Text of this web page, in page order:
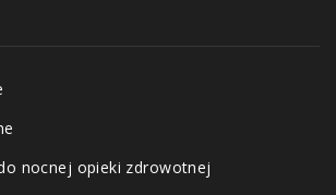
nocnej opieki zdrowotnej